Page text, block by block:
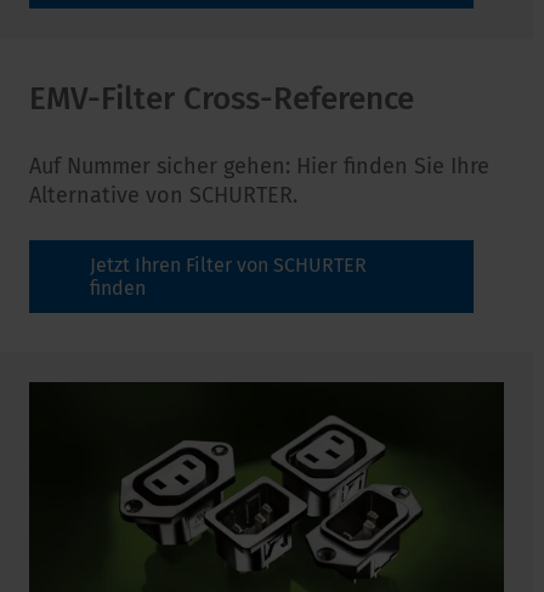
EMV-Filter Cross-Reference
Auf Nummer sicher gehen: Hier finden Sie Ihre
Alternative von SCHURTER.
Jetzt Ihren Filter von SCHURTER
finden